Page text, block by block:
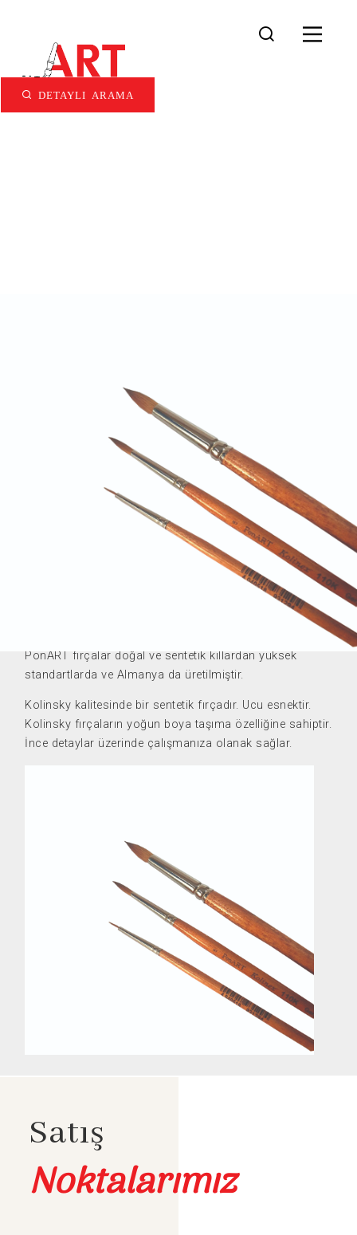
DETAYLI ARAMA
PonART fırçalar doğal ve sentetik kıllardan yüksek
standartlarda ve Almanya da üretilmiştir.
Kolinsky kalitesinde bir sentetik fırçadır. Ucu esnektir.
Kolinsky fırçaların yoğun boya taşıma özelliğine sahiptir.
İnce detaylar üzerinde çalışmanıza olanak sağlar.
Satış
Noktalarımız